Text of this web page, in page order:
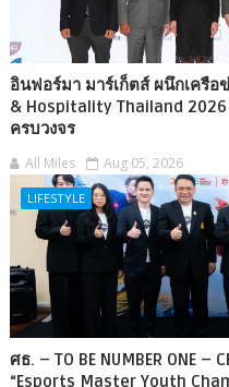
อินฟอร์มา มาร์เก็ตส์ ผนึกเครือ
& Hospitality Thailand
ครบวงจร
All Miles Aug 05, 2026
LIFESTYLE
ศธ. – TO BE NUMBER ONE –
“Esports Master Youth